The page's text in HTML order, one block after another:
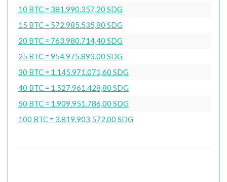
10 BTC = 381.990.357,20 SDG
15 BTC = 572.985.535,80 SDG
20 BTC = 763.980.714,40 SDG
25 BTC = 954.975.893,00 SDG
30 BTC = 1.145.971.071,60 SDG
40 BTC = 1.527.961.428,80 SDG
50 BTC = 1.909.951.786,00 SDG
100 BTC = 3.819.903.572,00 SDG